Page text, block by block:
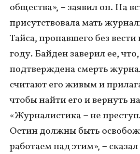
общества», – заявил он. На
присутствовала мать
Тайса, пропавшего без вести
году. Байден заверил ее,
подтверждена смерть
считают его живым и
чтобы найти его и вернуть
«Журналистика – не
Остин должны быть
работаем над этим», –